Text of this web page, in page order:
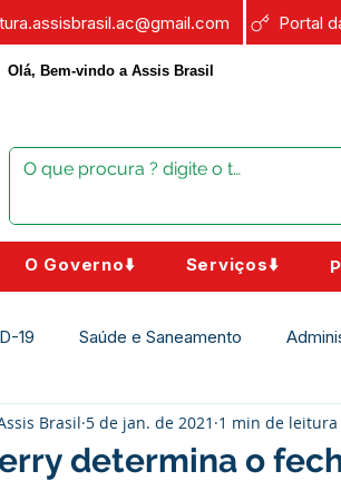
Portal
Olá, Bem-vindo a Assis Brasil
O Governo⬇️ Serviços⬇️
19 Saúde e Saneamento
Assistência Social Campanhas
determina o
Brasil 5 de jan. de 2021 1 min de leitura